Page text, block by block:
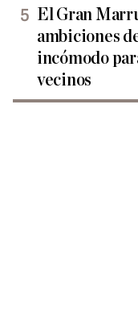
El Gran
ambiciones
incómodo
vecinos